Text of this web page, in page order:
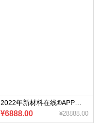
¥6888.00 ¥28888.00